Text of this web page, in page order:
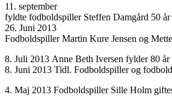
11. september
fyldte fodboldspiller Steffen Damgård 50 år
26. Juni 2013
Fodboldspiller Martin Kure Jensen og
8. Juli 2013 Anne Beth Iversen fylder 80
8. Juni 2013 Tidl. Fodboldspiller og
4. Maj 2013 Fodboldspiller Sille Holm